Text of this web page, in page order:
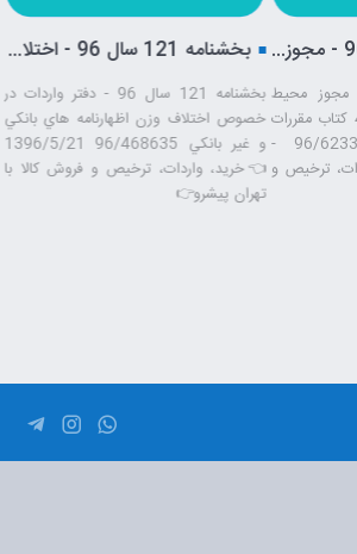
بخشنامه 121 سال 96 - دفتر
خصوص اختلاف وزن اظهارنامه هاي
و غير بانكي 96/468635
👈خرید، واردات، ترخیص و فروش کالا
تهران پیشرو👉
بخشنامه 150 سال 96 - مجوز محیط زیست کالاهای ضمایم 3 و 4 کتاب مقررات صادرات و واردات
بخشنامه 150 سال 96 - مجوز محیط
زیست کالاهای ضمایم 3 و 4 کتاب مقررات
صادرات و واردات 96/6233662 -
واردات، ترخیص و